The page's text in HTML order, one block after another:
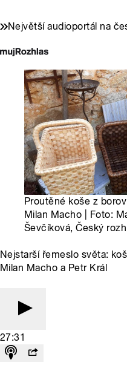
Největší audioportál na
Proutěné koše z
Milan Macho | Foto:
Ševčíková, Český
Nejstarší řemeslo světa:
Milan Macho a Petr Král
27:31